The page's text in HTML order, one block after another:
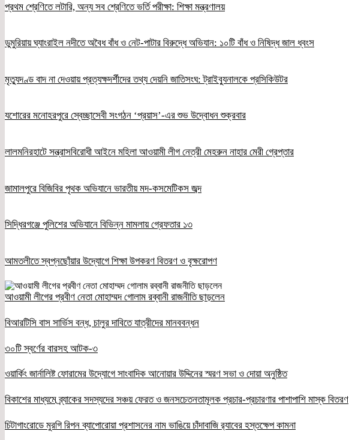
প্রথম শ্রেণিতে লটারি, অন্য সব শ্রেণিতে ভর্তি পরীক্ষা: শিক্ষা মন্ত্রণালয়
ডুমুরিয়ায় ঘ্যাংরাইল নদীতে অবৈধ বাঁধ ও নেট-পাটার বিরুদ্ধে অভিযান: ১০টি বাঁধ ও নিষিদ্ধ জাল ধ্বংস
মৃত্যুদণ্ড বাদ না দেওয়ায় প্রত্যক্ষদর্শীদের তথ্য দেয়নি জাতিসংঘ: ট্রাইব্যুনালকে প্রসিকিউটর
যশোরের মনোহরপুরে স্বেচ্ছাসেবী সংগঠন ‘প্রয়াস’-এর শুভ উদ্বোধন শুক্রবার
লালমনিরহাটে সন্ত্রাসবিরোধী আইনে মহিলা আওয়ামী লীগ নেত্রী মেহরুন নাহার মেরী গ্রেপ্তার
জামালপুরে বিজিবির পৃথক অভিযানে ভারতীয় মদ-কসমেটিকস জব্দ
সিদ্ধিরগঞ্জে পুলিশের অভিযানে বিভিন্ন মামলায় গ্রেফতার ১৩
আমতলীতে স্বপ্নছোঁয়ার উদ্যোগে শিক্ষা উপকরণ বিতরণ ও বৃক্ষরোপণ
আওয়ামী লীগের প্রবীণ নেতা মোহাম্মদ গোলাম রব্বানী রাজনীতি ছাড়লেন
বিআরটিসি বাস সার্ভিস বন্ধ, চালুর দাবিতে যাত্রীদের মানববন্ধন
৩০টি স্বর্ণের বারসহ আটক-৩
ওয়ার্কিং জার্নালিষ্ট ফোরামের উদ্যোগে সাংবাদিক আনোয়ার উদ্দিনের স্মরণ সভা ও দোয়া অনুষ্ঠিত
বিকাশের মাধ্যমে ব্র্যাকের সদস্যদের সঞ্চয় ফেরত ও জনসচেতনতামূলক প্রচার-প্রচারণার পাশাপাশি মাস্ক বিতরণ
চিটাগাংরোডে মুরগি রিপন ব্যাপোরোয়া প্রশাসনের নাম ভাঙিয়ে চাঁদাবাজি র‌্যাবের হস্তক্ষেপ কামনা